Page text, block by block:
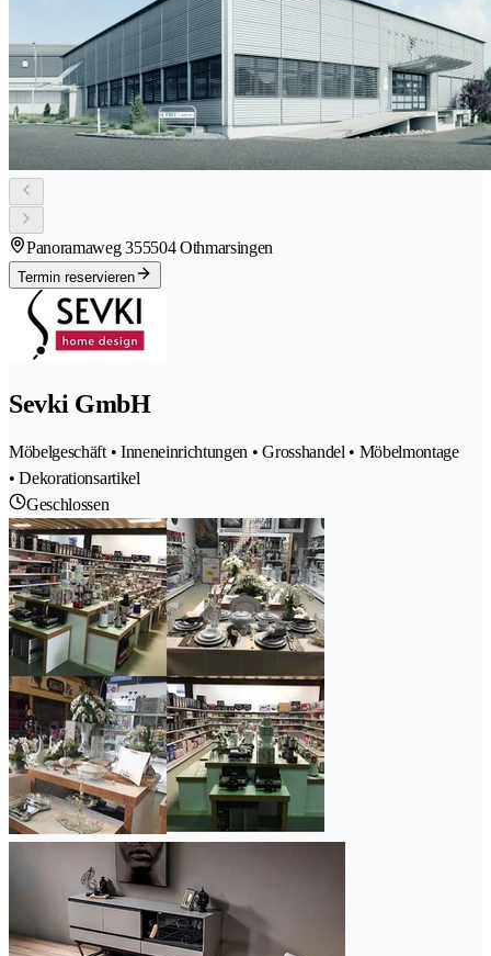
Panoramaweg 355504 Othmarsingen
Termin reservieren
Sevki GmbH
Möbelgeschäft • Inneneinrichtungen • Grosshandel • Möbelmontage
• Dekorationsartikel
Geschlossen